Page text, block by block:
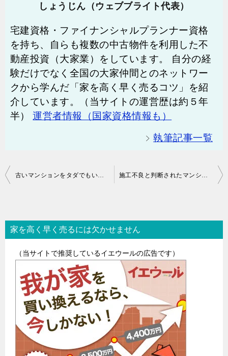
しょうじん（ウェブブライト代表）
宅建資格・ファイナンシャルプランナー資格
を持ち、自らも複数の中古物件を利用した不
動産投資（大家業）をしています。 自分の経
験だけでなく全国の大家仲間とのネットワー
クから学んだ「家を高く早く売るコツ」を紹
介しています。（当サイトの運営歴は約５年
半）運営者情報（国家資格情報も）
執筆記事一覧
投
ビ
家を高く早く売るには欠かせません
（当サイトで推奨しているイエウールの広告です）